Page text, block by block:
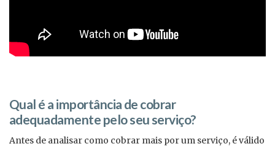
Qual é a importância de cobrar
adequadamente pelo seu serviço?
Antes de analisar como cobrar mais por um serviço, é válido